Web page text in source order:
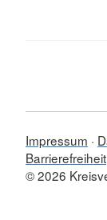
Impressum
Barrierefreiheit
© 2026